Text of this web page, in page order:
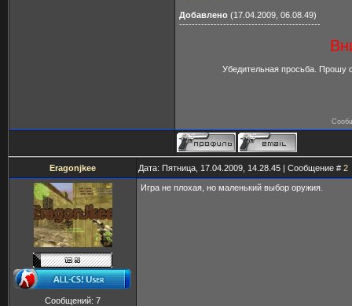
Добавлено (17.04.2009, 06.08.49)
---------------------------------------------
Убедительная просьба. Прошу
Eragonjkee Дата: Пятница, 17.04.2009, 14.28.45 | Сообщение # 2
Сообщений: 7
Игра не плохая, но маленький выбор оружия.